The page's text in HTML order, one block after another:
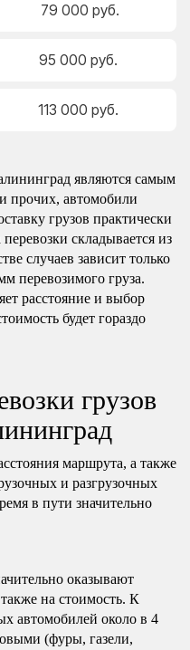
79 000 руб.
95 000 руб.
113 000 руб.
являются самым
прочих, автомобили
грузов практически
складывается из
случаев зависит только
перевозимого груза.
расстояние и выбор
будет гораздо
грузов
маршрута, а также
и разгрузочных
в пути значительно
оказывают
на стоимость. К
автомобилей около в 4
(фуры, газели,